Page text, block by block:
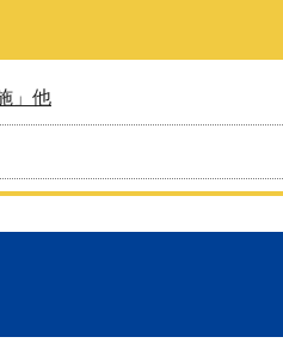
」他